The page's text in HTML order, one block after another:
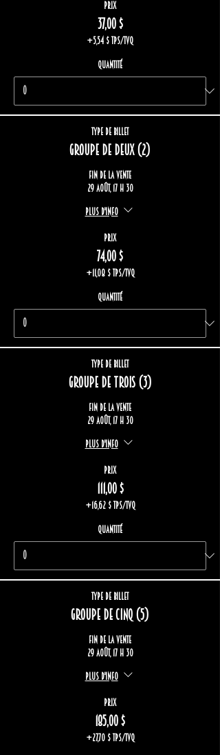
Prix
37,00 $
+5,54 $ TPS/TVQ
Quantité
Type de billet
Groupe de deux (2)
Fin de la vente
29 août, 17 h 30
Plus d'info
Prix
74,00 $
+11,08 $ TPS/TVQ
Quantité
Type de billet
Groupe de trois (3)
Fin de la vente
29 août, 17 h 30
Plus d'info
Prix
111,00 $
+16,62 $ TPS/TVQ
Quantité
Type de billet
Groupe de cinq (5)
Fin de la vente
29 août, 17 h 30
Plus d'info
Prix
185,00 $
+27,70 $ TPS/TVQ